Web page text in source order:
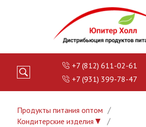
+7 (812) 611-02-61
+7 (931) 399-78-47
Продукты питания оптом
Кондитерские изделия ▼